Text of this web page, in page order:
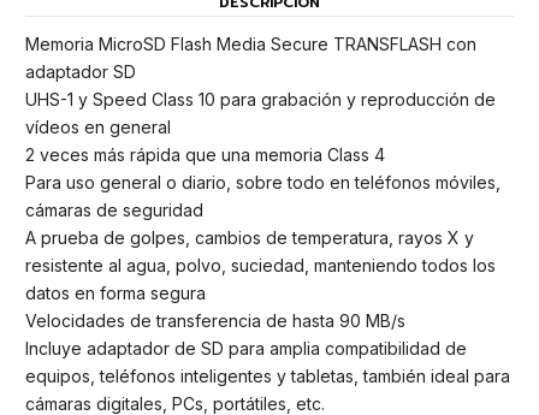
Memoria MicroSD Flash Media Secure TRANSFLASH con
adaptador SD
UHS-1 y Speed Class 10 para grabación y reproducción de
vídeos en general
2 veces más rápida que una memoria Class 4
Para uso general o diario, sobre todo en teléfonos móviles,
cámaras de seguridad
A prueba de golpes, cambios de temperatura, rayos X y
resistente al agua, polvo, suciedad, manteniendo todos los
datos en forma segura
Velocidades de transferencia de hasta 90 MB/s
Incluye adaptador de SD para amplia compatibilidad de
equipos, teléfonos inteligentes y tabletas, también ideal para
cámaras digitales, PCs, portátiles, etc.